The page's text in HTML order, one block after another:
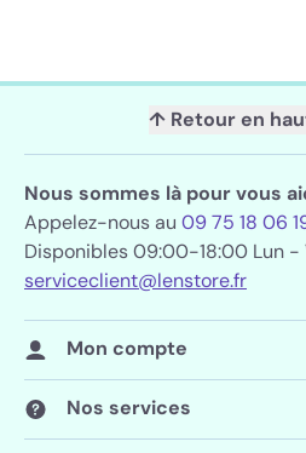
↑ Retour en
Nous sommes là pour vous
Appelez-nous au 09 75 18 06
Disponibles 09:00-18:00 Lun -
serviceclient@lenstore.fr
Mon compte
Nos services